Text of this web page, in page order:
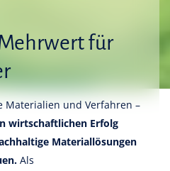
für
Materialien und Verfahren –
wirtschaftlichen Erfolg
Materiallösungen
Als